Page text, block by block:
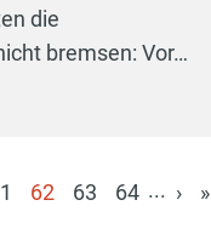
die
bremsen: Vor…
62
63 64 ... › »